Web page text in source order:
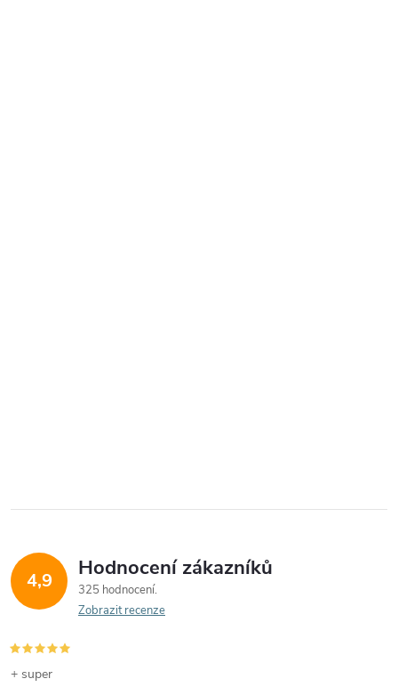
4,9 Hodnocení zákazníků
325 hodnocení
Zobrazit recenze
+ super